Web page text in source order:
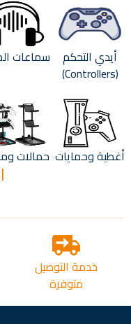
أيدي التحكم
(Controllers)
سماعات
أغطية وحمايات حمالات
خدمة التوصيل
متوفرة